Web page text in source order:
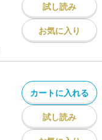
試し読み
お気に入り
カートに入れる
試し読み